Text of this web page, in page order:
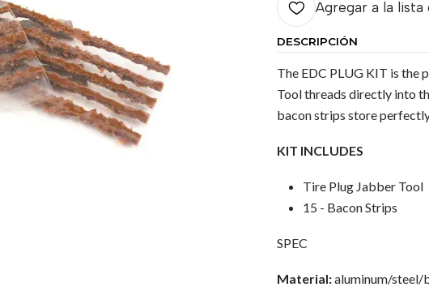
Agregar a la lista
DESCRIPCIÓN
The EDC PLUG KIT is the
Tool threads directly into
bacon strips store
KIT INCLUDES
Tire Plug Jabber Tool
15 - Bacon Strips
SPEC
Material:aluminum/steel/